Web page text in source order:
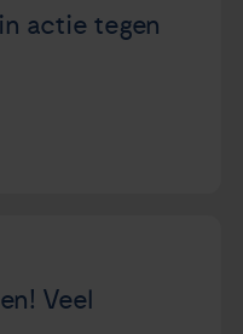
actie tegen
Veel